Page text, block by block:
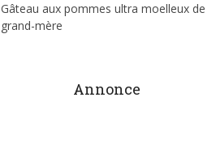
Gâteau aux pommes ultra moelleux de
grand-mère
Annonce